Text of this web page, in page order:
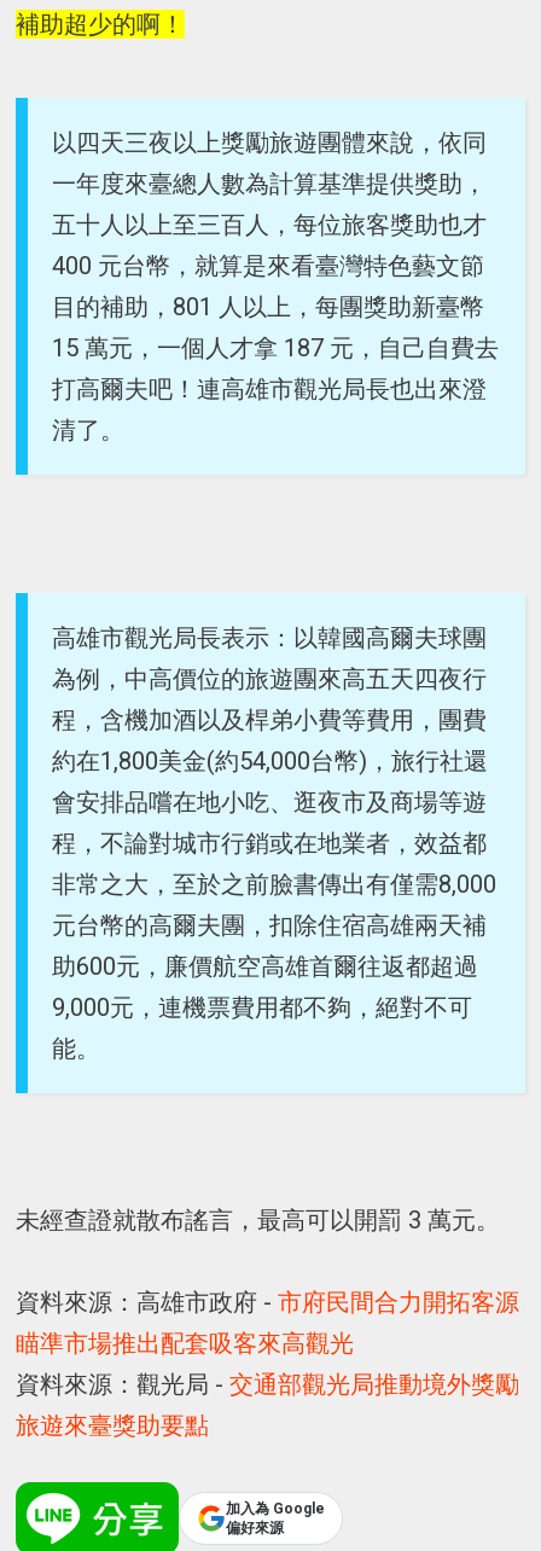
補助超少的啊！
以四天三夜以上獎勵旅遊團體來說，依同
一年度來臺總人數為計算基準提供獎助，
五十人以上至三百人，每位旅客獎助也才
400 元台幣，就算是來看臺灣特色藝文節
目的補助，801 人以上，每團獎助新臺幣
15 萬元，一個人才拿 187 元，自己自費去
打高爾夫吧！連高雄市觀光局長也出來澄
清了。
高雄市觀光局長表示：以韓國高爾夫球團
為例，中高價位的旅遊團來高五天四夜行
程，含機加酒以及桿弟小費等費用，團費
約在1,800美金(約54,000台幣)，旅行社還
會安排品嚐在地小吃、逛夜市及商場等遊
程，不論對城市行銷或在地業者，效益都
非常之大，至於之前臉書傳出有僅需8,000
元台幣的高爾夫團，扣除住宿高雄兩天補
助600元，廉價航空高雄首爾往返都超過
9,000元，連機票費用都不夠，絕對不可
能。
未經查證就散布謠言，最高可以開罰 3 萬元。
資料來源：高雄市政府 -市府民間合力開拓客源
瞄準市場推出配套吸客來高觀光
資料來源：觀光局 -交通部觀光局推動境外獎勵
旅遊來臺獎助要點
加入為 Google
偏好來源